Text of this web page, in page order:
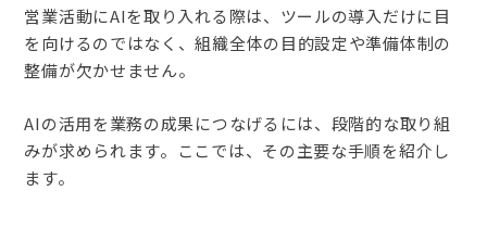
営業活動にAIを取り入れる際は、ツールの導入だけに目
を向けるのではなく、組織全体の目的設定や準備体制の
整備が欠かせません。
AIの活用を業務の成果につなげるには、段階的な取り組
みが求められます。ここでは、その主要な手順を紹介し
ます。